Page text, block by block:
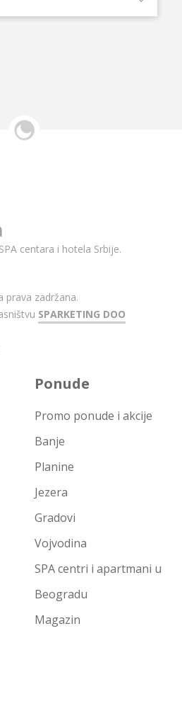
centara i hotela Srbije.
prava zadržana.
SPARKETING DOO
Ponude
Promo ponude i akcije
Banje
Planine
Jezera
Gradovi
Vojvodina
SPA centri i apartmani u
Beogradu
Magazin